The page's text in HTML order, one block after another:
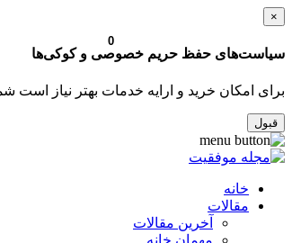
×
سیاست‌های حفظ حریم خصوصی و کوکی‌ها
برای امکان خرید و ارایه خدمات بهتر نیاز
قبول
خانه
مقالات
آخرین مقالات
مهمان خانه
0